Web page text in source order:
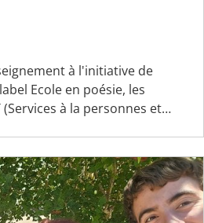
à l'initiative de
Ecole en poésie, les
(Services à la personnes et…